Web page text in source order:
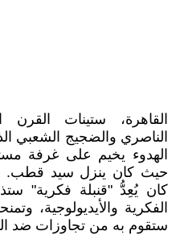
القاهرة، ستينات
الناصري والضجيج الشعبي
الهدوء يخيم على
حيث كان ينزل سيد قطب.
كان يُعِدُّ "قنبلة فكرية"
الفكرية والأيديولوجية،
ستقوم به من تجاوزات ضد